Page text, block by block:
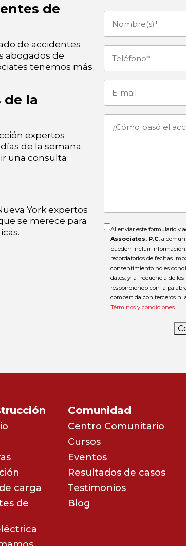
de
de accidentes
abogados de
tenemos más
de la
expertos
de la semana.
una consulta
York expertos
se merece para
Nombre(s)
(Obligatorio)
Teléfono (Obligatorio)
mail
¿Cómo
Al enviar este formulario y
Associates, P.C. a
pueden incluir información
recordatorios de fechas
consentimiento no es
datos, y la frecuencia de
respondiendo con la
compartida con terceros ni
Términos y condiciones
carga
de
Comunidad
Centro Comunitario
Cursos
Eventos
Resultados de casos
Testimonios
Blog